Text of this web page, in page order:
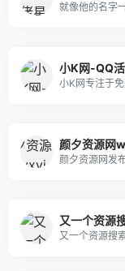
就像他的名字
小K网专注于
颜夕资源网发
又一个资源
又一个资源搜